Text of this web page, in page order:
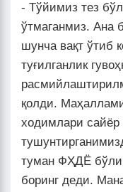
- Тўйимиз тез
ўтмаганмиз. Ана
шунча вақт ўтиб
туғилганлик
қолди.
ходимлари сайёр
туман ФҲДЁ
боринг деди.